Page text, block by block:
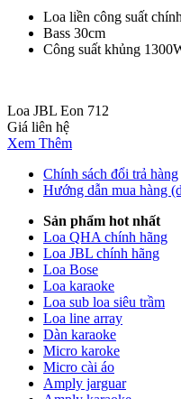
Loa liền công suất
Bass 30cm
Công suất khủng
Loa JBL Eon 712
Giá liên hệ
Xem Thêm
Chính sách đổi trả hàng
Hướng dẫn mua hàng
Sản phẩm hot nhất
Loa QHA chính hãng
Loa JBL chính hãng
Loa Bose
Loa karaoke
Loa sub loa siêu trầm
Loa line array
Dàn karaoke
Micro karoke
Micro cài áo
Amply jarguar